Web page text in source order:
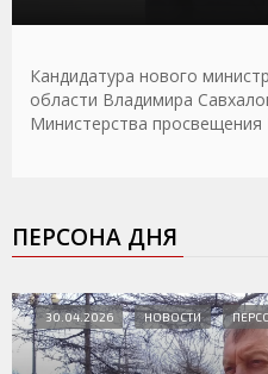
Кандидатура нового
области Владимира
Министерства
ПЕРСОНА ДНЯ
30.04.2026 НОВОСТИ